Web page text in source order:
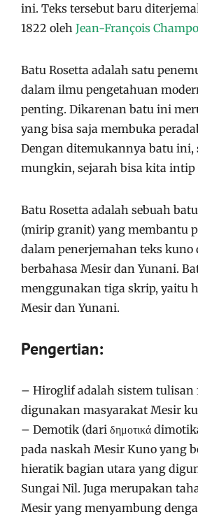
ini. Teks tersebut baru
1822 oleh Jean-François
Batu Rosetta adalah satu
dalam ilmu pengetahuan
penting. Dikarenan batu ini
yang bisa saja membuka
Dengan ditemukannya batu ini,
mungkin, sejarah bisa kita intip
Batu Rosetta adalah sebuah
(mirip granit) yang membantu
dalam penerjemahan teks kuno
berbahasa Mesir dan Yunani.
menggunakan tiga skrip, yaitu
Mesir dan Yunani.
Pengertian:
– Hiroglif adalah sistem tulisan
digunakan masyarakat Mesir
– Demotik (dari δημοτικά
pada naskah Mesir Kuno yang
hieratik bagian utara yang
Sungai Nil. Juga merupakan
Mesir yang menyambung